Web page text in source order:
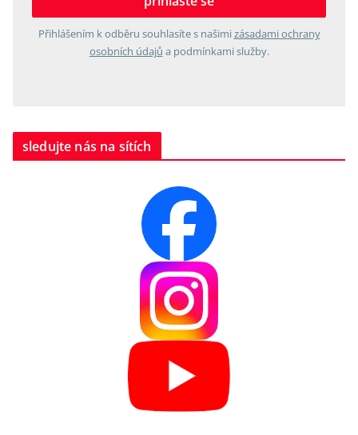
Přihlášením k odběru souhlasíte s našimizásadami ochrany
osobních údajů a podmínkami služby.
sledujte nás na sítích